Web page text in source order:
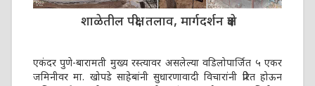
शाळेतील पक्षी, तलाव, मार्गदर्शन क्षेत्र
एकंदर पुणे-बारामती मुख्य रस्त्यावर असलेल्या वडिलोपार्जित ५ एकर
जमिनीवर मा. खोपडे साहेबांनी सुधारणावादी विचारांनी प्रेरित होऊन